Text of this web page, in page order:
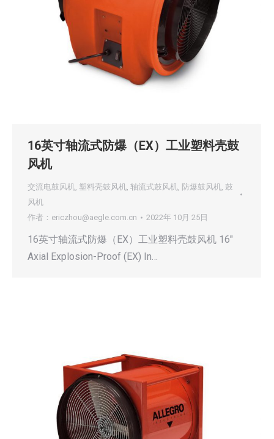
16英寸轴流式防爆（EX）工业塑料壳鼓
风机
交流电鼓风机, 塑料壳鼓风机, 轴流式鼓风机, 防爆鼓风机, 鼓
风机
作者： ericzhou@aegle.com.cn 2022年 10月 25日
16英寸轴流式防爆（EX）工业塑料壳鼓风机 16″
Axial Explosion-Proof (EX) In…